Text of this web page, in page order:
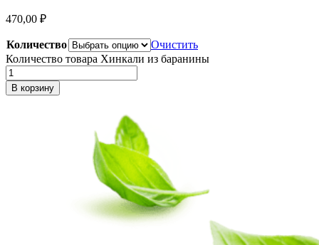
470,00 ₽
Количество
Очистить
Количество товара Хинкали из баранины
В корзину